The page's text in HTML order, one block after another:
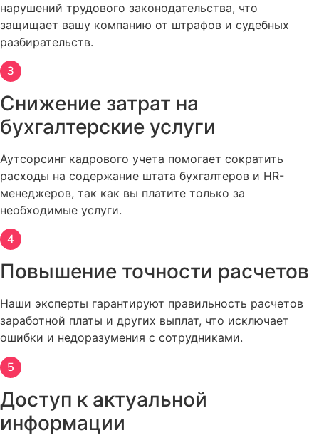
консультации по вопросам трудового
законодательства, оптимизации кадровых процессов и
улучшения системы управления персоналом. Мы
поможем вам справиться с изменениями в
рынке труда, что позволит избежать неприятных
ситуаций и обеспечить стабильность в работе.
сопровождение является надежным инструментом для
вашей компании, позволяя не только поддерживать
порядок в кадровом учете, но и повышать
эффективность бизнеса в целом. Вы можете
рассчитывать на индивидуальный подход, высокое
качество обслуживания и профессиональную
поддержку на каждом этапе взаимодействия.
нарушений трудового законодательства, что
защищает вашу компанию от штрафов и судебных
разбирательств.
Снижение затрат на
бухгалтерские услуги
Аутсорсинг кадрового учета помогает сократить
расходы на содержание штата бухгалтеров и HR-
менеджеров, так как вы платите только за
необходимые услуги.
Повышение точности расчетов
Наши эксперты гарантируют правильность расчетов
заработной платы и других выплат, что исключает
ошибки и недоразумения с сотрудниками.
Доступ к актуальной
информации